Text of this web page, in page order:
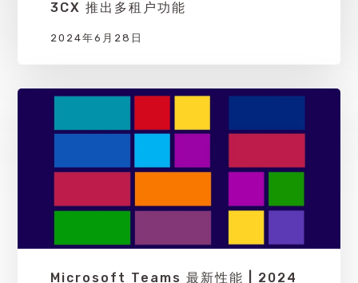
3CX 推出多租户功能
2024年6月28日
Microsoft Teams 最新性能 | 2024